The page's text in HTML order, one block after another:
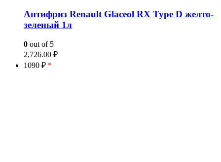
Антифриз Renault Glaceol RX Type D желто-
зеленый 1л
0 out of 5
2,726.00 ₽
1090 ₽ *